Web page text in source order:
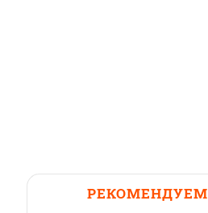
РЕКОМЕНДУЕМ